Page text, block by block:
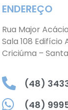
ENDEREÇO
Rua Major
Sala 108 Edifício
Criciúma –
(48)
(48)